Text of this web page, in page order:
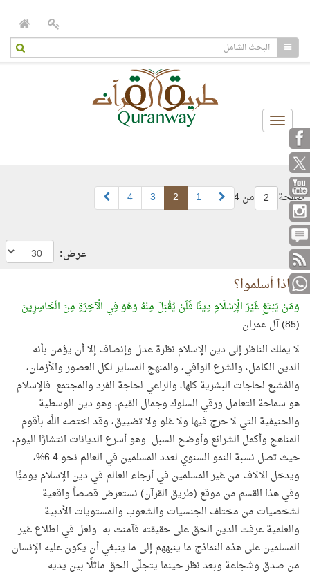
Toggle
navigation
صفحة 2 من 4 1
2
3
4
عرض:
لماذا أسلموا؟
وَمَنْ يَبْتَغِ غَيْرَ الْإِسْلَامِ دِينًا فَلَنْ يُقْبَلَ مِنْهُ وَهُوَ فِي الْآخِرَةِ مِنَ الْخَاسِرِينَ
(85) آل عمران.
لا يملك الناظر إلى دين الإسلام نظرة عدل وإنصاف إلا أن يؤمن بأنه
الدين الكامل، والشرع الوافي، والمنهج المساير لكل العصور والأزمان،
والمُشبِع لحاجات البشرية كلها، والراعي لحاجة الفرد والمجتمع. فالإسلام
هو سماحة التعامل ورقي السلوك وجمال القيم، وهو دين الوسطية
والحنيفية التي لا حرج فيها ولا غلو ولا تضييق، وقد اختصه اللَّه بأقوم
المناهج وأكمل الشرائع وأوضح السبل. وهو أسرع الديانات انتشارًا اليوم،
حيث تصل نسبة النمو السنوي لعدد المسلمين في العالم نحو 6.4%،
ويدخل الآلاف من غير المسلمين في أرجاء العالم في دين الإسلام يوميًّا.
وفي هذا القسم من موقع (طريق القرآن) نستعرض قصصاً واقعية
لشخصيات من مختلف الجنسيات والشعوب والمستويات الأدبية
والعلمية عرفت الدين الحق على حقيقته فآمنت به. ولعل في اطلاع غير
المسلمين على هذه النماذج ما ينبههم إلى ما ينبغي أن يكون عليه الإنسان
من صدق وشجاعة وبعد نظر حينما يتجلّى الحق ماثلًا بين يديه.